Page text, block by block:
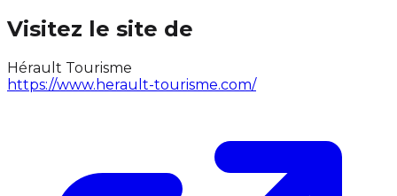
Visitez le site de
Hérault Tourisme
https://www.herault-tourisme.com/